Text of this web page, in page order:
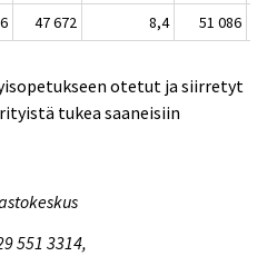
47 672 8,4 51 086
otetut ja siirretyt
tukea saaneisiin
551 3314,